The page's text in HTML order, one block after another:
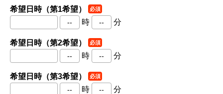
希望日時（第1希望） 必須
時 分
希望日時（第2希望） 必須
時 分
希望日時（第3希望） 必須
時 分